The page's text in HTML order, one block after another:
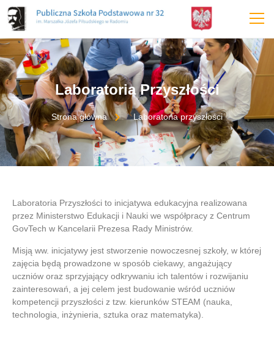
treści
Laboratoria Przyszłości
Strona główna Laboratoria przyszłości
Laboratoria Przyszłości to inicjatywa edukacyjna realizowana
przez Ministerstwo Edukacji i Nauki we współpracy z Centrum
GovTech w Kancelarii Prezesa Rady Ministrów.
Misją ww. inicjatywy jest stworzenie nowoczesnej szkoły, w której
zajęcia będą prowadzone w sposób ciekawy, angażujący
uczniów oraz sprzyjający odkrywaniu ich talentów i rozwijaniu
zainteresowań, a jej celem jest budowanie wśród uczniów
kompetencji przyszłości z tzw. kierunków STEAM (nauka,
technologia, inżynieria, sztuka oraz matematyka).